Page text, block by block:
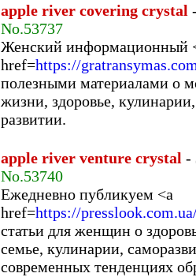
apple river covering crystal
No.53737
Женский информационный
href=https://
полезными материалами о
жизни, здоровье,
развитии.
apple river venture crystal -
No.53740
Ежедневно публикуем <a
href=https://
статьи для женщин о
семье, кулинарии,
современных тенденциях